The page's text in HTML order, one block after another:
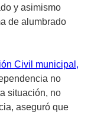
y asimismo
de alumbrado
Civil municipal,
no
situación, no
aseguró que